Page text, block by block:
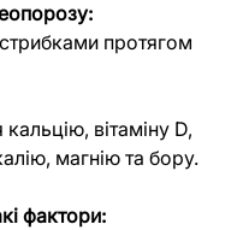
протягом
вітаміну D,
магнію та бору.
фактори: